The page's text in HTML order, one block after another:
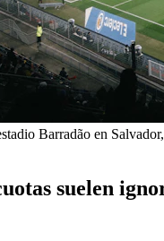
Barradão en
suelen